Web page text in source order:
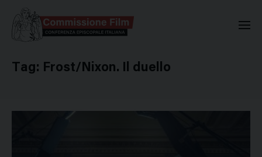
Tag: Frost/Nixon. Il duello